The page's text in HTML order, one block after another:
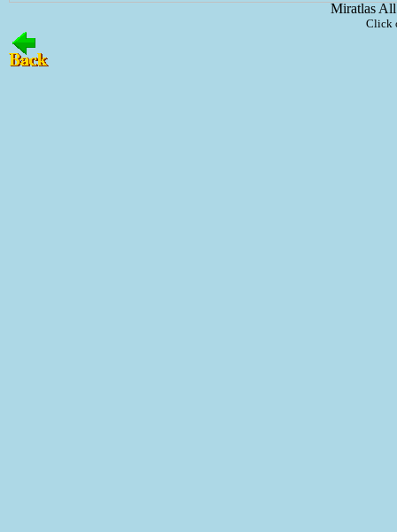
Miratlas
Click